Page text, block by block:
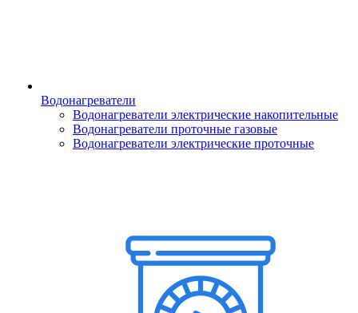
Водонагреватели
Водонагреватели электрические накопительные
Водонагреватели проточные газовые
Водонагреватели электрические проточные